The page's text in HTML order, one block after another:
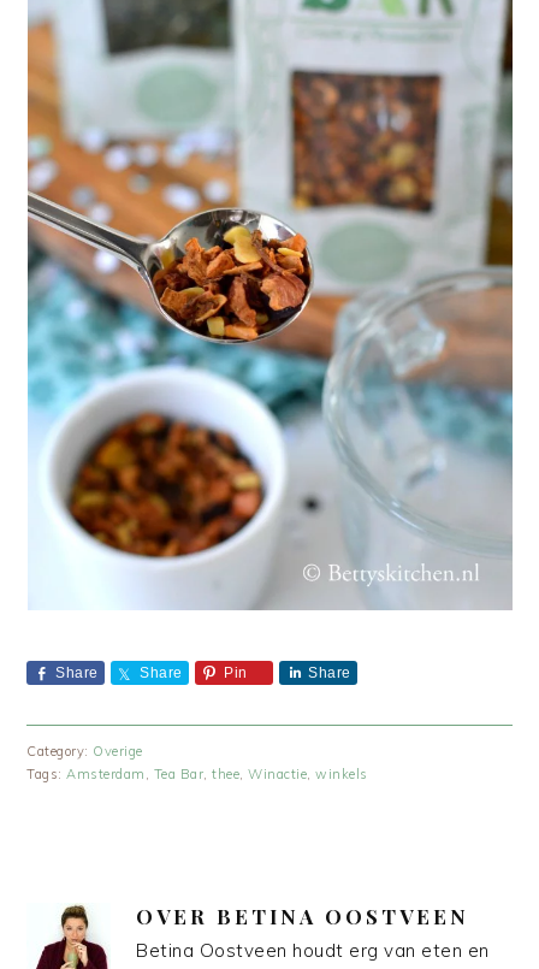
Share Share Pin Share
Category: Overige
Tags:Amsterdam , Tea Bar,thee,Winactie,winkels
OVER BETINA OOSTVEEN
Betina Oostveen houdt erg van eten en